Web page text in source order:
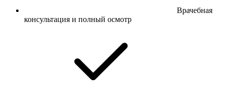
Врачебная
консультация и полный осмотр